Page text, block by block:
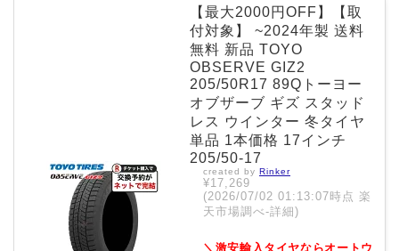
【最大2000円OFF】【取
付対象】 ~2024年製 送料
無料 新品 TOYO
OBSERVE GIZ2
205/50R17 89Qトーヨー
オブザーブ ギズ スタッド
レス ウインター 冬タイヤ
単品 1本価格 17インチ
205/50-17
created by Rinker
¥17,269
(2026/07/02 01:13:07時点 楽
天市場調べ-詳細)
＼激安輸入タイヤならオートウ